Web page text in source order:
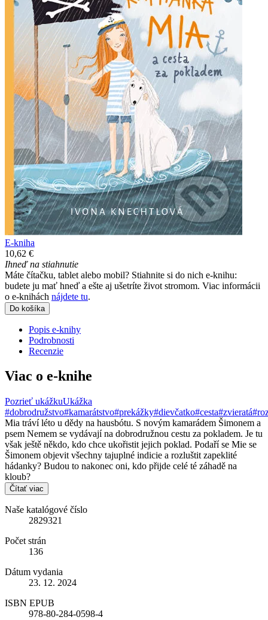
E-kniha
10,62 €
Ihneď na stiahnutie
Máte čítačku, tablet alebo mobil? Stiahnite si do nich e-knihu:
budete ju mať hneď a ešte aj ušetríte život stromom. Viac informácii
o e-knihách nájdete tu.
Do košíka
Popis e-knihy
Podrobnosti
Recenzie
Viac o e-knihe
Pozrieť ukážkuUkážka
#dobrodružstvo#kamarátstvo#prekážky#dievčatko#cesta#zvieratá
Mia tráví léto u dědy na hausbótu. S novým kamarádem Šimonem a
psem Nemem se vydávají na dobrodružnou cestu za pokladem. Je tu
však ještě někdo, kdo chce ukořistit jejich poklad. Podaří se Mie se
Šimonem objevit všechny tajuplné indicie a rozluštit zapeklité
hádanky? Budou to nakonec oni, kdo přijde celé té záhadě na
kloub?
Čítať viac
Naše katalógové číslo
2829321
Počet strán
136
Dátum vydania
23. 12. 2024
ISBN EPUB
978-80-284-0598-4